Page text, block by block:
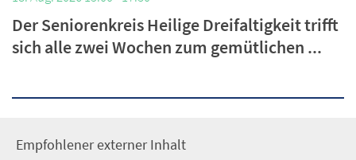
Der Seniorenkreis Heilige Dreifaltigkeit trifft
sich alle zwei Wochen zum gemütlichen ...
Empfohlener externer Inhalt